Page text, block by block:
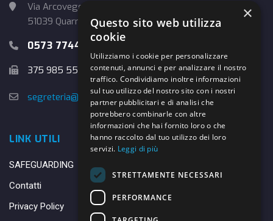
Via Arcoveggio, 4
51039 Quarrata (PT)
0573 774457
375 985 5526
segreteria@danybasket.it
LINK UTILI
SAFEGUARDING
Contatti
Privacy Policy
×
Questo sito web utilizza
cookie
Utilizziamo i cookie per personalizzare
contenuti, annunci e per analizzare il nostro
traffico. Condividiamo inoltre informazioni
sul tuo utilizzo del nostro sito con i nostri
partner pubblicitari e di analisi che
potrebbero combinarle con altre
informazioni che hai fornito loro o che
hanno raccolto dal tuo utilizzo dei loro
servizi. Leggi di più
STRETTAMENTE NECESSARI
PERFORMANCE